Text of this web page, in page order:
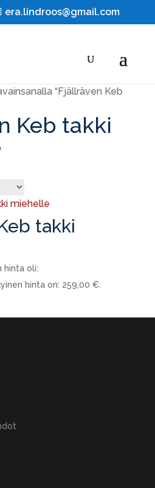
era.lindroos@gmail.com
“Fjällräven Keb
Keb takki
takki
hinta oli:
hinta on: 259,00 €.